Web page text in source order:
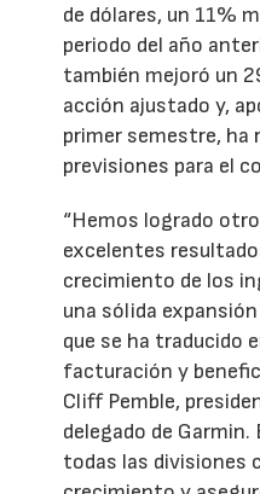
de dólares, un 11%
periodo del año
también mejoró un
acción ajustado y,
primer semestre, ha
previsiones para el
“Hemos logrado
excelentes
crecimiento de los
una sólida
que se ha traducido
facturación y
Cliff Pemble,
delegado de
todas las divisiones